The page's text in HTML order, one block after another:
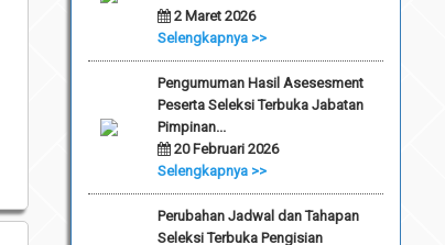
2 Maret 2026
Selengkapnya >>
Pengumuman Hasil Asesesment
Peserta Seleksi Terbuka Jabatan
Pimpinan...
20 Februari 2026
Selengkapnya >>
Perubahan Jadwal dan Tahapan
Seleksi Terbuka Pengisian